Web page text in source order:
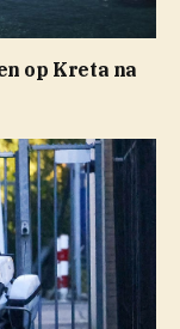
op Kreta na